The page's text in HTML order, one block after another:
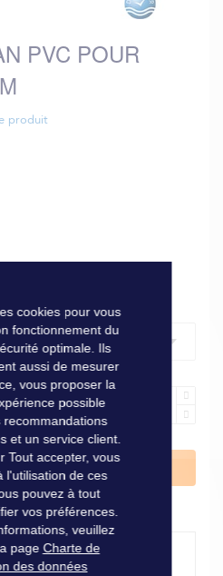
PVC POUR
produit
au panier
cookies pour vous
fonctionnement du
optimale. Ils
aussi de mesurer
vous proposer la
possible
recommandations
et un service client.
Tout accepter, vous
l'utilisation de ces
pouvez à tout
vos préférences.
veuillez
page Charte de
des données